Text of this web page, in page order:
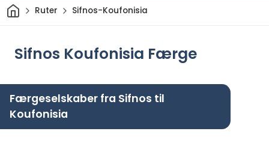
HjemRuter Sifnos-Koufonisia
Sifnos Koufonisia Færge
Færgeselskaber fra Sifnos til
Koufonisia